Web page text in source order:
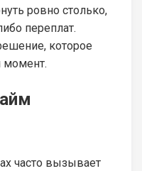
ровно столько,
переплат.
которое
момент.
часто вызывает